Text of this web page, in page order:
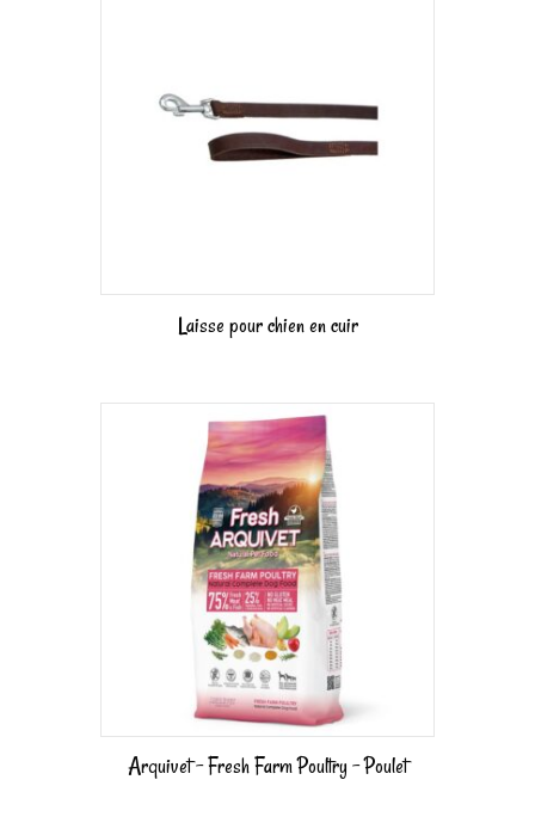
Laisse pour chien en cuir
Arquivet – Fresh Farm Poultry – Poulet